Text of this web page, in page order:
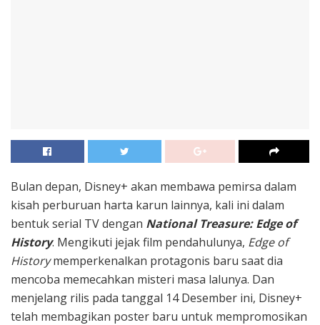
Bulan depan, Disney+ akan membawa pemirsa dalam
kisah perburuan harta karun lainnya, kali ini dalam
bentuk serial TV dengan National Treasure: Edge of
History. Mengikuti jejak film pendahulunya, Edge of
Historymemperkenalkan protagonis baru saat dia
mencoba memecahkan misteri masa lalunya. Dan
menjelang rilis pada tanggal 14 Desember ini, Disney+
telah membagikan poster baru untuk mempromosikan